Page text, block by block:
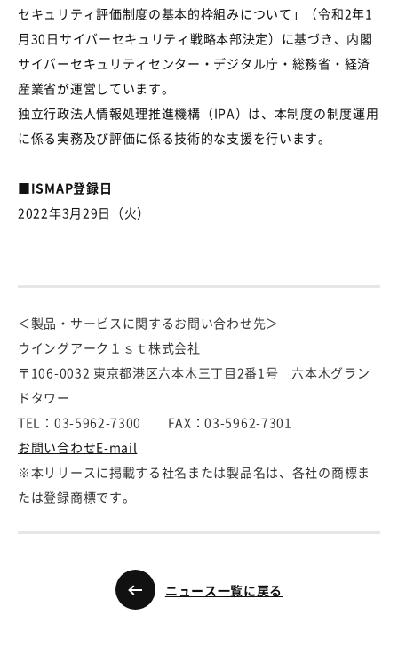
セキュリティ評価制度の基本的枠組みについて」（令和2年1
月 30 日サイバーセキュリティ戦略本部決定）に基づき、内閣
サイバーセキュリティセンター・デジタル庁・総務省・経済
産業省が運営しています。
独立行政法人情報処理推進機構（IPA）は、本制度の制度運用
に係る実務及び評価に係る技術的な支援を行います。
■ISMAP登録日
2022年3月29日（火）
＜製品・サービスに関するお問い合わせ先＞
ウイングアーク１ｓｔ株式会社
〒106-0032 東京都港区六本木三丁目2番1号 六本木グラン
ドタワー
TEL：03-5962-7300 FAX：03-5962-7301
お問い合わせE-mail
※本リリースに掲載する社名または製品名は、各社の商標ま
たは登録商標です。
ニュース一覧に戻る